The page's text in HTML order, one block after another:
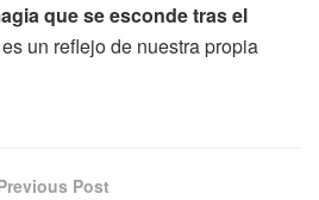
que se esconde tras el
un reflejo de nuestra propia
Post